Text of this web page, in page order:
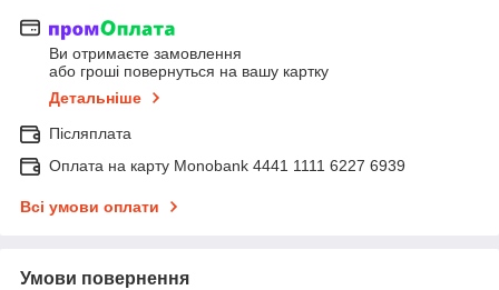
Ви отримаєте замовлення
або гроші повернуться на вашу картку
Детальніше
Післяплата
Оплата на карту Monobank 4441 1111 6227 6939
Всі умови оплати
Умови повернення